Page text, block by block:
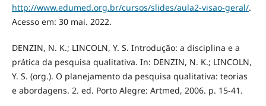
http://www.edumed.org.br/cursos/slides/aula2-visao-geral/.
Acesso em: 30 mai. 2022.
DENZIN, N. K.; LINCOLN, Y. S. Introdução: a disciplina e a
prática da pesquisa qualitativa. In: DENZIN, N. K.; LINCOLN,
Y. S. (org.). O planejamento da pesquisa qualitativa: teorias
e abordagens. 2. ed. Porto Alegre: Artmed, 2006. p. 15-41.